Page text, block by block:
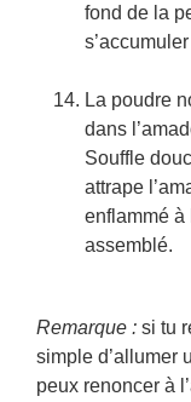
fond de la
La poudre
dans
Souffle
attrape
enflammé à
assemblé.
Remarque : si tu
simple d’allumer
peux renoncer à